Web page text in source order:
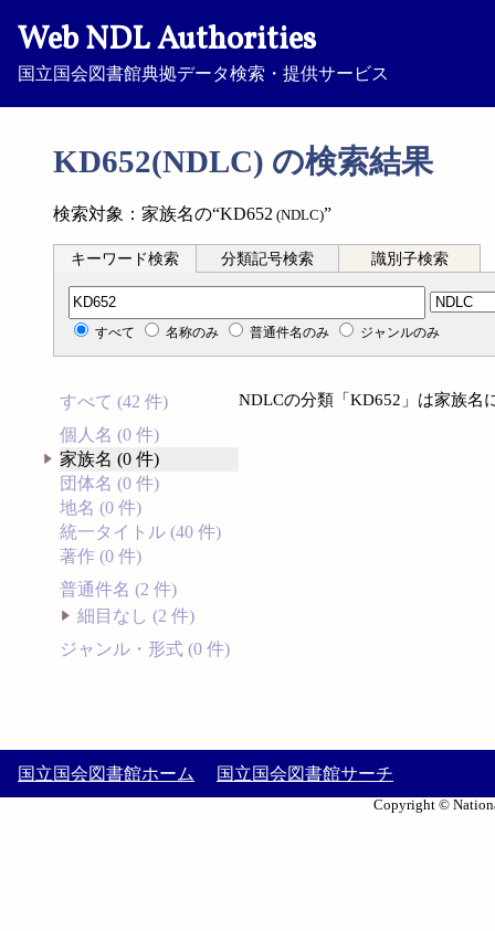
Web NDL Authorities
国立国会図書館典拠データ検索・提供サービス
KD652(NDLC) の検索結果
検索対象：家族名の“KD652 (NDLC)”
キーワード検索 分類記号検索 識別子検索
分類記号検索
すべて 名称のみ 普通件名のみ ジャンルのみ
すべて (42 件)
個人名 (0 件)
家族名 (0 件)
団体名 (0 件)
地名 (0 件)
統一タイトル (40 件)
著作 (0 件)
普通件名 (2 件)
細目なし (2 件)
ジャンル・形式 (0 件)
NDLCの分類「KD652」は家族名
国立国会図書館ホーム 国立国会図書館サーチ
Copyright ©